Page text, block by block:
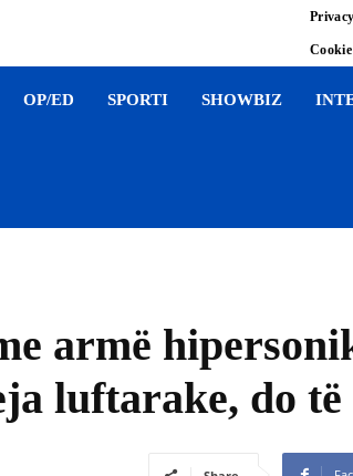
OP/ED SPORTI SHOWBIZ
armë
luftarake, do